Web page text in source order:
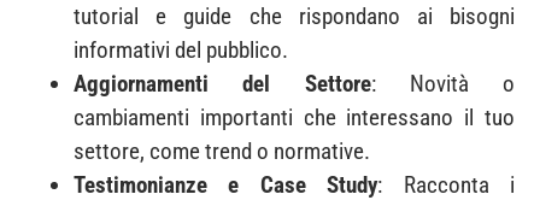
tutorial e guide che rispondano ai bisogni
informativi del pubblico.
Aggiornamenti del Settore: Novità o
cambiamenti importanti che interessano il tuo
settore, come trend o normative.
Testimonianze e Case Study: Racconta i